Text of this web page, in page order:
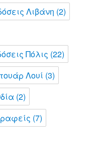
Λιβάνη (2)
Πόλις (22)
Λουί (3)
(2)
(7)